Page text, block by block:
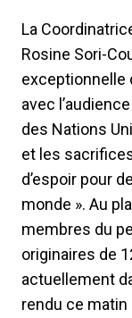
La
Rosine Sori-
exceptionnelle
avec
des Nations
et les
d’espoir pour
monde ». Au
membres du
originaires de
actuellement
rendu ce